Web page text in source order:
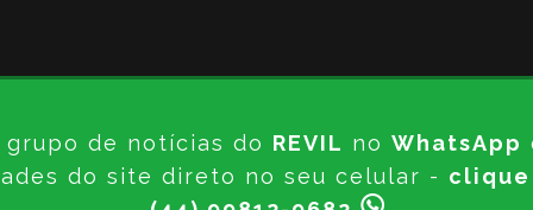
grupo de notícias do REVIL no WhatsApp
do site direto no seu celular - clique